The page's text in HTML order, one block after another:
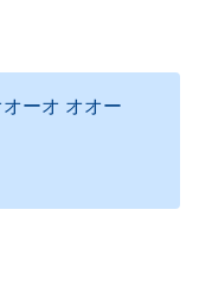
ーオ オオー